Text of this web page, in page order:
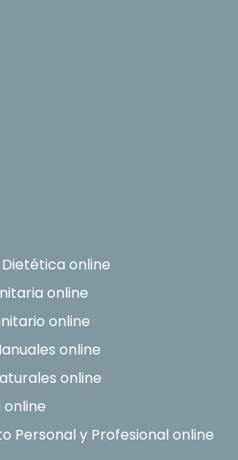
online
online
online
online
online
Personal y Profesional online